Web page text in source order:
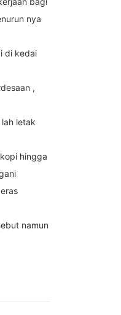
nya
di kedai
,
letak
hingga
namun